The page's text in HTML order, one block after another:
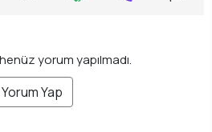
yorum yapılmadı.
Yorum Yap